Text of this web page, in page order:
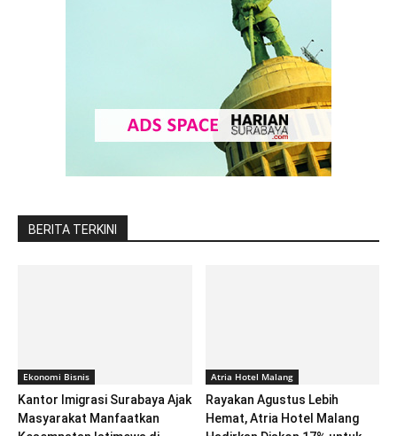
BERITA TERKINI
Ekonomi Bisnis
Kantor Imigrasi Surabaya Ajak
Masyarakat Manfaatkan
Atria Hotel Malang
Rayakan Agustus Lebih
Hemat, Atria Hotel Malang